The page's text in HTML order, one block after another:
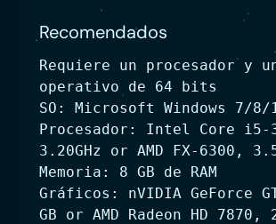
Recomendados
Requiere un procesador y
operativo de 64 bits
SO: Microsoft Windows 7/
Procesador: Intel Core i5-
3.20GHz or AMD FX-6300,
Memoria: 8 GB de RAM
Gráficos: nVIDIA GeForce
GB or AMD Radeon HD 7870,